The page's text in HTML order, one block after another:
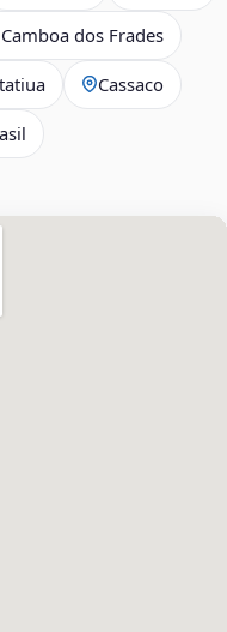
Camboa dos Frades
Cassaco